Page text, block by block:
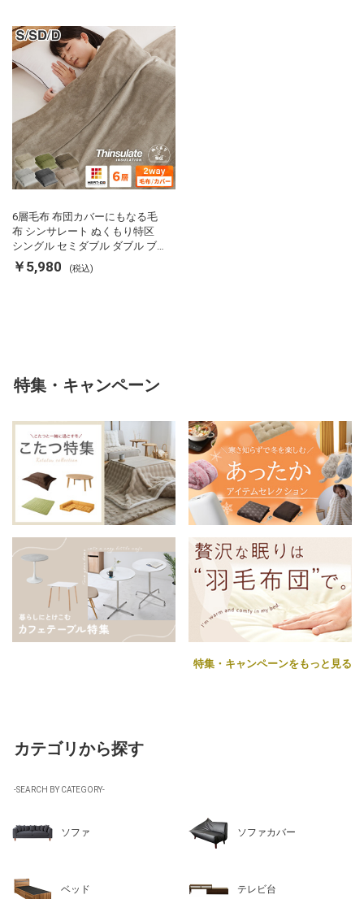
6層毛布 布団カバーにもなる毛
布 シンサレート ぬくもり特区
シングル セミダブル ダブル ブ
ランケット 掛け布団カバー フラ
ンネル 保温 蓄熱 吸湿 発熱 断熱
￥5,980 (税込)
特集・キャンペーン
特集・キャンペーンをもっと見る
カテゴリから探す
-SEARCH BY CATEGORY-
ソファ ソファカバー
ベッド テレビ台